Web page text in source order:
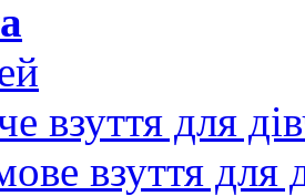
взуття для
взуття для